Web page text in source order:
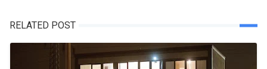
RELATED POST